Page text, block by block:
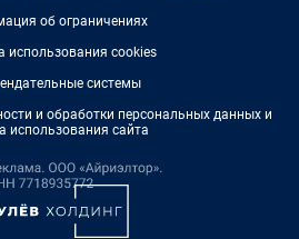
об ограничениях
использования cookies
системы
и обработки персональных данных и
использования сайта